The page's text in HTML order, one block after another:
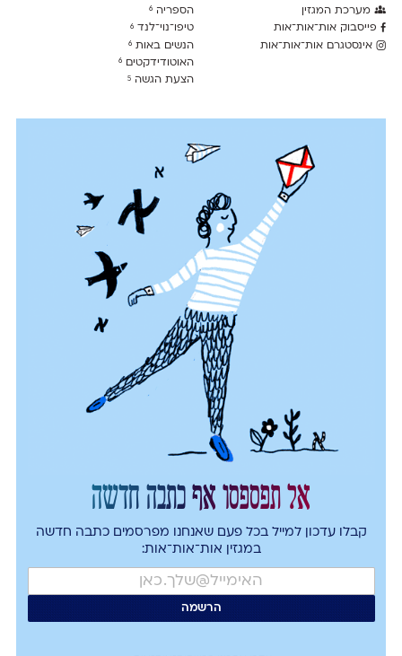
מערכת המגזין
פייסבוק אות־אות־אות
אינסטגרם אות־אות־אות
הספריה6
טיפו־נוי־לנד6
הנשים באות6
האוטודידקטים6
הצעת הגשה5
אל תפספסו אף כתבה חדשה
קבלו עדכון למייל בכל פעם שאנחנו מפרסמים כתבה חדשה
במגזין אות־אות־אות: